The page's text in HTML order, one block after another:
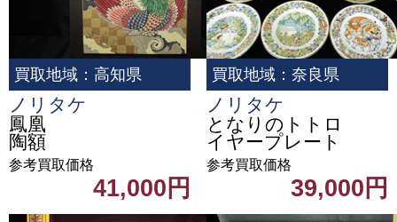
買取地域：高知県
ノリタケ
鳳凰
陶額
参考買取価格
41,000円
買取地域：奈良県
ノリタケ
となりのトトロ
イヤープレート
参考買取価格
39,000円